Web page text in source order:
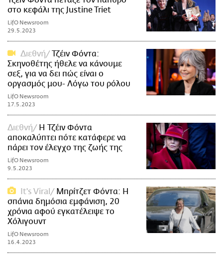
στο κεφάλι της Justine Triet
LifO Newsroom
29.5.2023
Διεθνή
Τζέιν Φόντα:
Σκηνοθέτης ήθελε να κάνουμε
σεξ, για να δει πώς είναι ο
οργασμός μου- Λόγω του ρόλου
LifO Newsroom
17.5.2023
Διεθνή
Η Τζέιν Φόντα
αποκαλύπτει πότε κατάφερε να
πάρει τον έλεγχο της ζωής της
LifO Newsroom
9.5.2023
It's Viral
Μπρίτζετ Φόντα: Η
σπάνια δημόσια εμφάνιση, 20
χρόνια αφού εγκατέλειψε το
Χόλιγουντ
LifO Newsroom
16.4.2023